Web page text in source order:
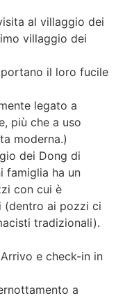
al villaggio dei
villaggio dei
il loro fucile
legato a
più che a uso
moderna.)
dei Dong di
famiglia ha un
con cui è
(dentro ai pozzi ci
tradizionali).
e check-in in
a